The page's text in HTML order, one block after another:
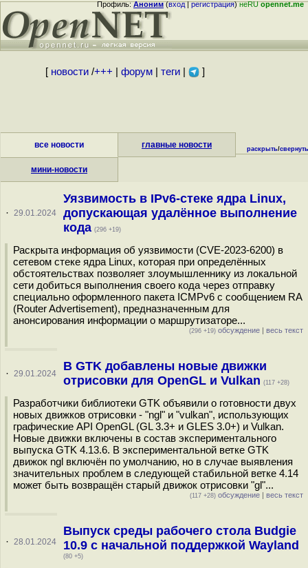
Профиль:Аноним(вход|регистрация)неRUopennet.me
[ новости/+++ форум| теги| ]
все новости главные новости
мини-новости
раскрыть/свернуть
· 29.01.2024
Уязвимость в IPv6-стеке ядра Linux,
допускающая удалённое выполнение
кода (296 +19)
Раскрыта информация об уязвимости (CVE-2023-6200) в
сетевом стеке ядра Linux, которая при определённых
обстоятельствах позволяет злоумышленнику из локальной
сети добиться выполнения своего кода через отправку
специально оформленного пакета ICMPv6 с сообщением RA
(Router Advertisement), предназначенным для
анонсирования информации о маршрутизаторе...
(296 +19) обсуждение | весь текст
· 29.01.2024
В GTK добавлены новые движки
отрисовки для OpenGL и Vulkan (117 +28)
Разработчики библиотеки GTK объявили о готовности двух
новых движков отрисовки - "ngl" и "vulkan", использующих
графические API OpenGL (GL 3.3+ и GLES 3.0+) и Vulkan.
Новые движки включены в состав экспериментального
выпуска GTK 4.13.6. В экспериментальной ветке GTK
движок ngl включён по умолчанию, но в случае выявления
значительных проблем в следующей стабильной ветке 4.14
может быть возвращён старый движок отрисовки "gl"...
(117 +28) обсуждение | весь текст
· 28.01.2024
Выпуск среды рабочего стола Budgie
10.9 с начальной поддержкой Wayland
(80 +5)